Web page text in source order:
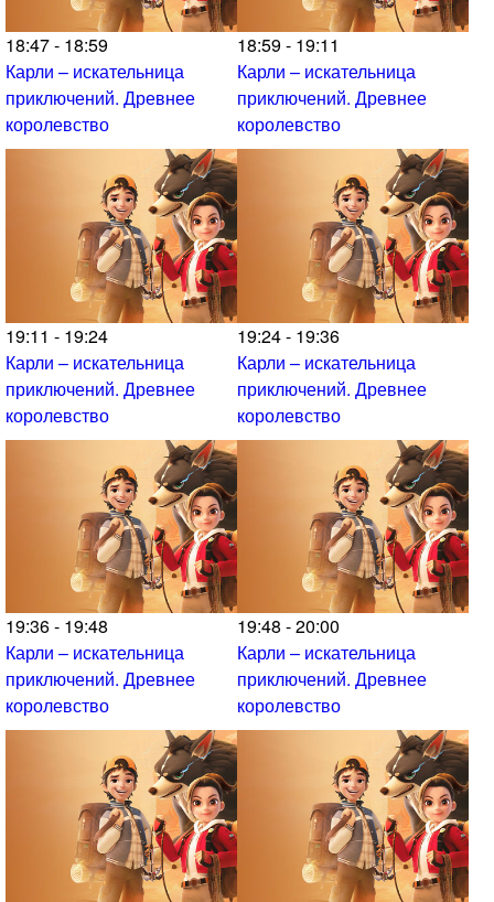
18:47 - 18:59
Карли – искательница
приключений. Древнее
королевство
18:59 - 19:11
Карли – искательница
приключений. Древнее
королевство
19:11 - 19:24
Карли – искательница
приключений. Древнее
королевство
19:24 - 19:36
Карли – искательница
приключений. Древнее
королевство
19:36 - 19:48
Карли – искательница
приключений. Древнее
королевство
19:48 - 20:00
Карли – искательница
приключений. Древнее
королевство